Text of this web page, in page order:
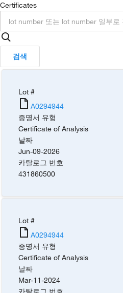
Certificates
검색
Lot #
A0294944
증명서 유형
Certificate of Analysis
날짜
Jun-09-2026
카탈로그 번호
431860500
Lot #
A0294944
증명서 유형
Certificate of Analysis
날짜
Mar-11-2024
카탈로그 번호